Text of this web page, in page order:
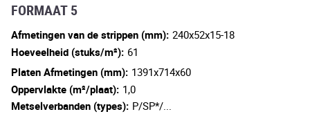
FORMAAT 5
Afmetingen van de strippen (mm): 240x52x15-18
Hoeveelheid (stuks/m²): 61
Platen Afmetingen (mm): 1391x714x60
Oppervlakte (m²/plaat): 1,0
Metselverbanden (types): P/SP*/...